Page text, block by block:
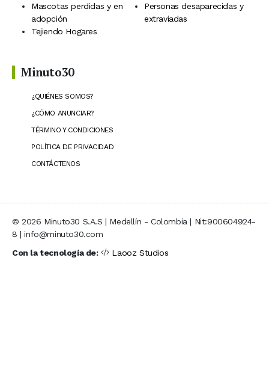
Mascotas perdidas y en
adopción
Personas desaparecidas y
extraviadas
Tejiendo Hogares
Minuto30
¿QUIÉNES SOMOS?
¿CÓMO ANUNCIAR?
TÉRMINO Y CONDICIONES
POLÍTICA DE PRIVACIDAD
CONTÁCTENOS
© 2026 Minuto30 S.A.S | Medellín - Colombia | Nit:900604924-
8 | info@minuto30.com
Con la tecnología de:
Laooz Studios